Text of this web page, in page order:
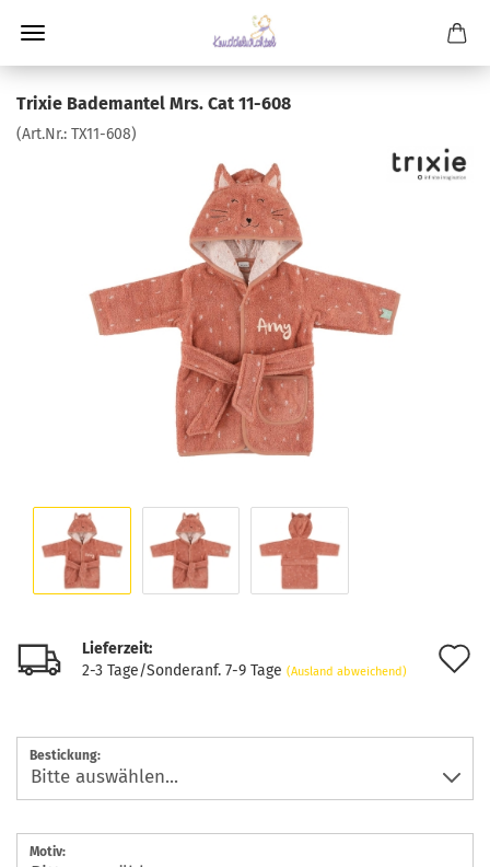
Trixie Bademantel Mrs. Cat 11-608
(Art.Nr.: TX11-608)
Lieferzeit:
2-3 Tage/Sonderanf. 7-9 Tage (Ausland abweichend)
Bestickung:
Motiv: